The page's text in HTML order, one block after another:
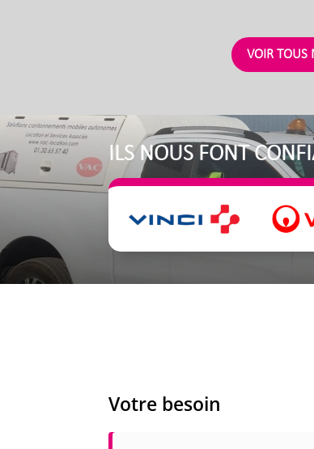
VOIR TOUS
ILS NOUS FONT
Votre besoin